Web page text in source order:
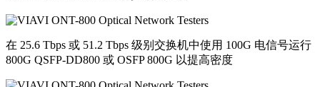
在 25.6 Tbps 或 51.2 Tbps 级别交换机中使用 100G 电信号运行
800G QSFP-DD800 或 OSFP 800G 以提高密度